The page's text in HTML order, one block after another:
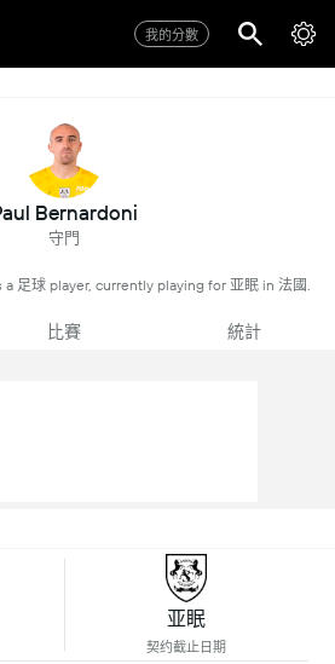
我的分數
Bernardoni
守門
足球 player, currently playing for 亚眠 in 法國.
比賽 統計
亚眠
契约截止日期